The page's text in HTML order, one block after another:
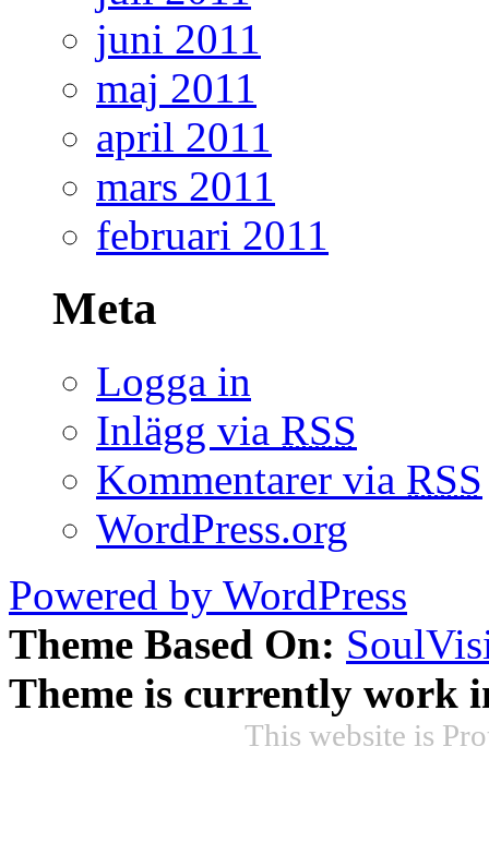
juni 2011
maj 2011
april 2011
mars 2011
februari 2011
Meta
Logga in
Inlägg via RSS
Kommentarer via RSS
WordPress.org
Powered by WordPress
Theme Based On:
Theme is currently work
This website is